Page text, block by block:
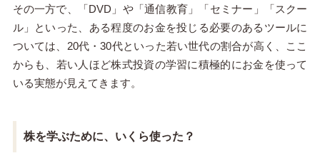
その一方で、「DVD」や「通信教育」「セミナー」「スクー
ル」といった、ある程度のお金を投じる必要のあるツールに
ついては、20代・30代といった若い世代の割合が高く、ここ
からも、若い人ほど株式投資の学習に積極的にお金を使って
いる実態が見えてきます。
株を学ぶために、いくら使った？